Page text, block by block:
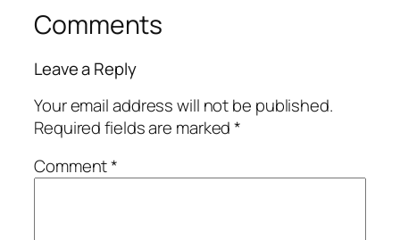
Comments
Leave a Reply
Your email address will not be published.
Required fields are marked*
Comment*